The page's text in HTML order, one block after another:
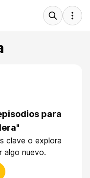
para
clave o explora
algo nuevo.